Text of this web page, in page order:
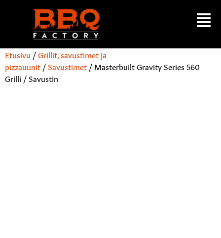
Etusivu /Grillit, savustimet ja
pizzauunit / Savustimet / Masterbuilt Gravity Series 560
Grilli / Savustin